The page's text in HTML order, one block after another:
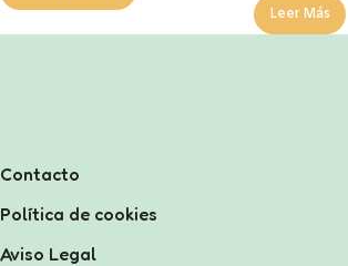
Leer Más
Contacto
Política de cookies
Aviso Legal